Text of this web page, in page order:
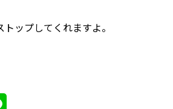
ップしてくれますよ。